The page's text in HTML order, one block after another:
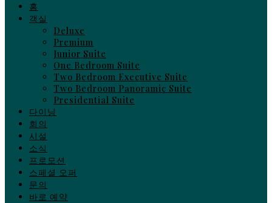
홈
객실
Deluxe
Premium
Junior Suite
One Bedroom Suite
Two Bedroom Executive Suite
Two Bedroom Panoramic Suite
Presidential Suite
다이닝
회의
시설
소식
프로모션
스페셜 오퍼
문의
바로 예약